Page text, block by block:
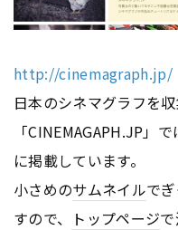
http://cinemagraph.jp/
日本のシネマグラフを
「CINEMAGAPH.JP」
に掲載しています。
小さめのサムネイルで
すので、
トップページ